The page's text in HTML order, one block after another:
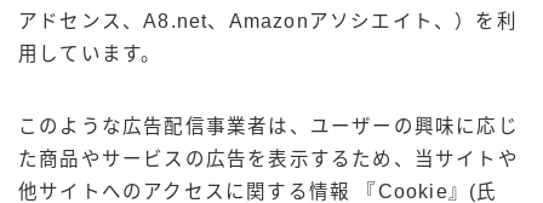
アドセンス、A8.net、Amazonアソシエイト、）を利
用しています。
このような広告配信事業者は、ユーザーの興味に応じ
た商品やサービスの広告を表示するため、当サイトや
他サイトへのアクセスに関する情報 『Cookie』(氏